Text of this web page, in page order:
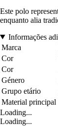
Este polo
enquanto alia
Informações
Marca
Cor
Cor
Género
Grupo etário
Material principal
Loading...
Loading...